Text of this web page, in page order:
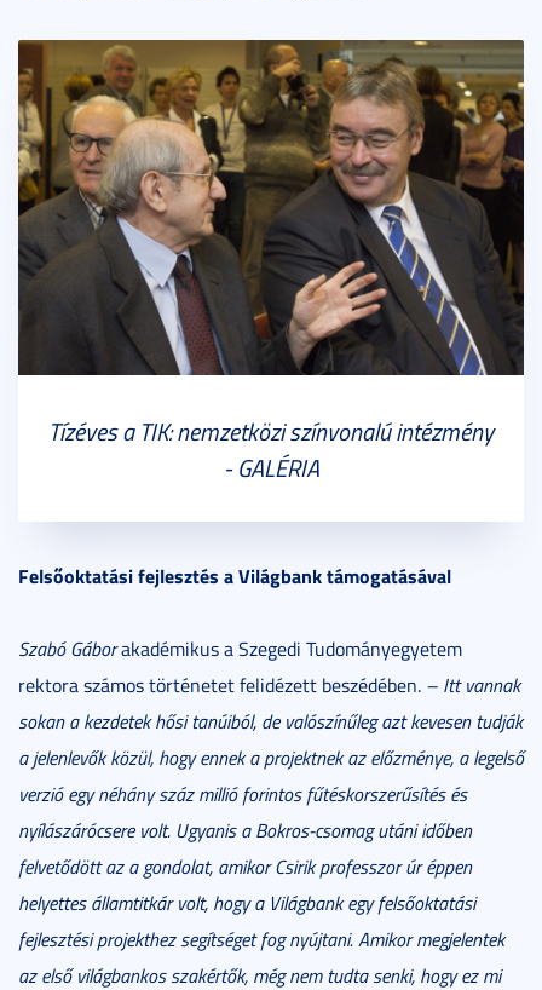
Tízéves a TIK: nemzetközi színvonalú intézmény
- GALÉRIA
Felsőoktatási fejlesztés a Világbank támogatásával
Szabó Gáborakadémikus a Szegedi Tudományegyetem
rektora számos történetet felidézett beszédében. – Itt vannak
sokan a kezdetek hősi tanúiból, de valószínűleg azt kevesen tudják
a jelenlevők közül, hogy ennek a projektnek az előzménye, a legelső
verzió egy néhány száz millió forintos fűtéskorszerűsítés és
nyílászárócsere volt. Ugyanis a Bokros-csomag utáni időben
felvetődött az a gondolat, amikor Csirik professzor úr éppen
helyettes államtitkár volt, hogy a Világbank egy felsőoktatási
fejlesztési projekthez segítséget fog nyújtani. Amikor megjelentek
az első világbankos szakértők, még nem tudta senki, hogy ez mi